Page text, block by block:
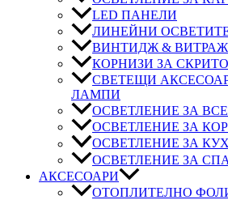
LED ПАНЕЛИ
ЛИНЕЙНИ
ВИНТИДЖ &
КОРНИЗИ ЗА
СВЕТЕЩИ
ЛАМПИ
ОСВЕТЛЕНИЕ ЗА
ОСВЕТЛЕНИЕ ЗА
ОСВЕТЛЕНИЕ ЗА
ОСВЕТЛЕНИЕ ЗА
АКСЕСОАРИ
ОТОПЛИТЕЛНО